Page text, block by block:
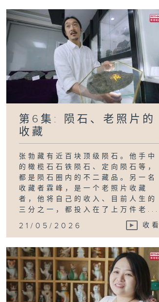
第6集: 陨石、老照片的
收藏
张勃藏有近百块顶级陨石。他手中
的橄榄石石铁陨石、定向陨石等，
都是陨石圈内的不二藏品。另一名
收藏者霖峰，是一个老照片收藏
者，他将自己的收入、目前人生的
三分之一，都投入在了上万件老...
21/05/2026 收看